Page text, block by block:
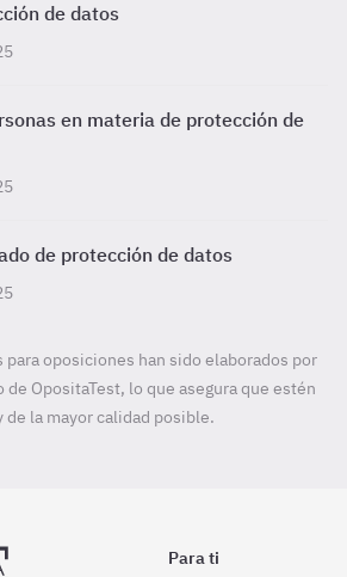
de datos
en materia de protección de
de protección de datos
para oposiciones han sido elaborados por
OpositaTest, lo que asegura que estén
la mayor calidad posible.
Para ti